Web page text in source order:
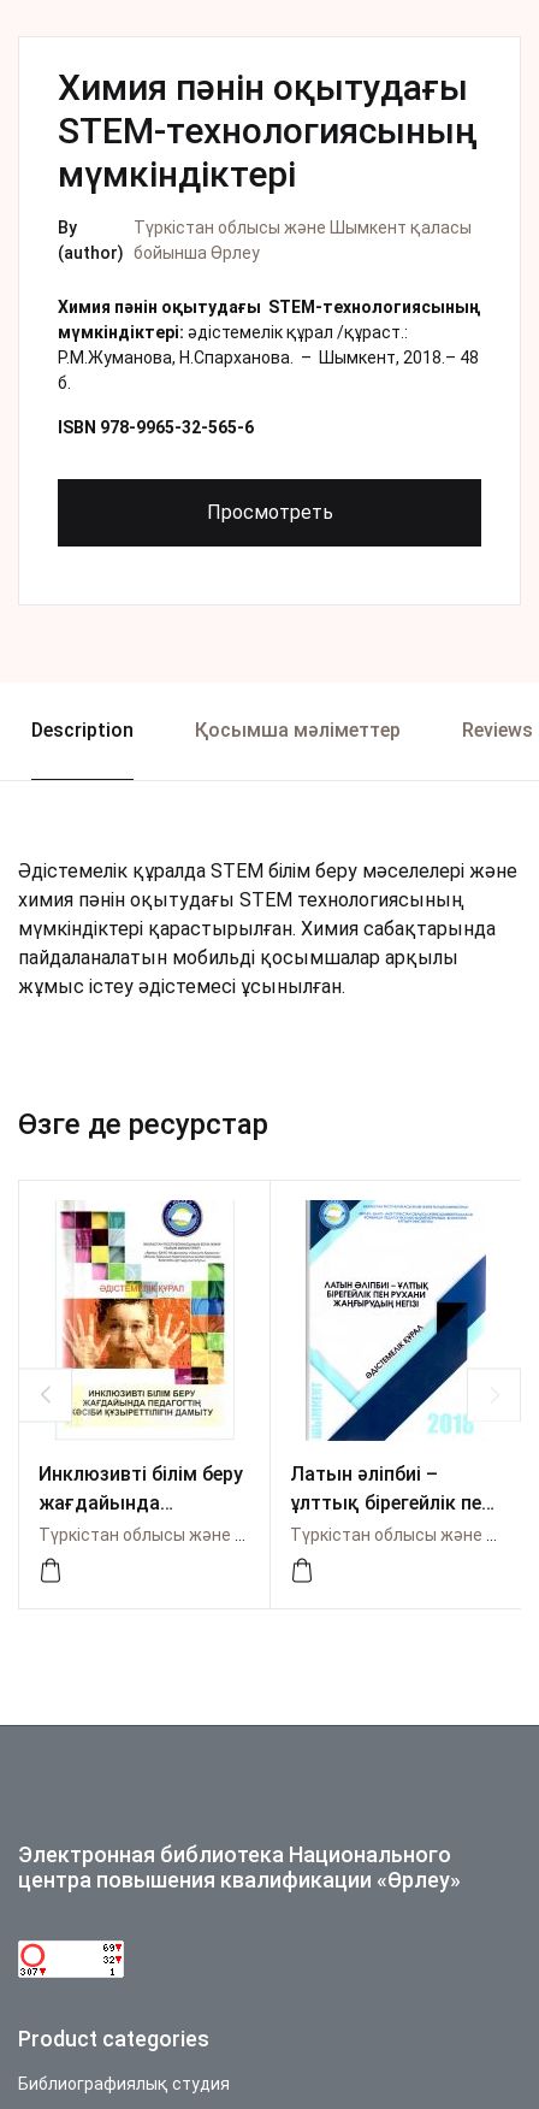
Химия пәнін оқытудағы
STEM-технологиясының
мүмкіндіктері
By
(author)
Түркістан облысы және Шымкент қаласы
бойынша Өрлеу
Химия пәнін оқытудағы STEM-технологиясының
мүмкіндіктері: әдістемелік құрал /құраст.:
Р.М.Жуманова, Н.Спарханова.
– Шымкент, 2018.– 48
б.
ISBN 978-9965-32-565-6
Просмотреть
Description Қосымша мәліметтер Reviews
Әдістемелік құралда STEM білім беру мәселелері және
химия пәнін оқытудағы STEM технологиясының
мүмкіндіктері қарастырылған. Химия сабақтарында
пайдаланалатын мобильді қосымшалар арқылы
жұмыс істеу әдістемесі ұсынылған.
Өзге де ресурстар
Инклюзивті білім беру
жағдайында
педагогтің кәсіби
құзыреттілігін
дамыту
Латын әліпбиі –
ұлттық бірегейлік пен
рухани жаңғырудың
негізі
Электронная библиотека Национального
центра повышения квалификации «Өрлеу»
Product categories
Библиографиялық студия